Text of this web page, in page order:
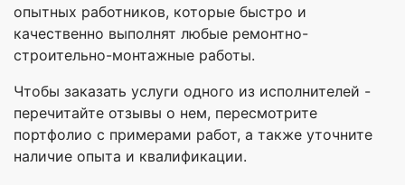
опытных работников, которые быстро и
качественно выполнят любые ремонтно-
строительно-монтажные работы.
Чтобы заказать услуги одного из исполнителей -
перечитайте отзывы о нем, пересмотрите
портфолио с примерами работ, а также уточните
наличие опыта и квалификации.